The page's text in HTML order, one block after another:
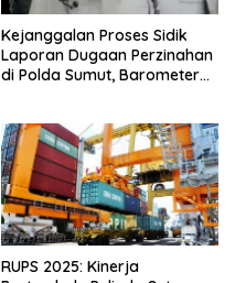
Kejanggalan Proses Sidik
Laporan Dugaan Perzinahan
di Polda Sumut, Barometer
RUPS 2025: Kinerja